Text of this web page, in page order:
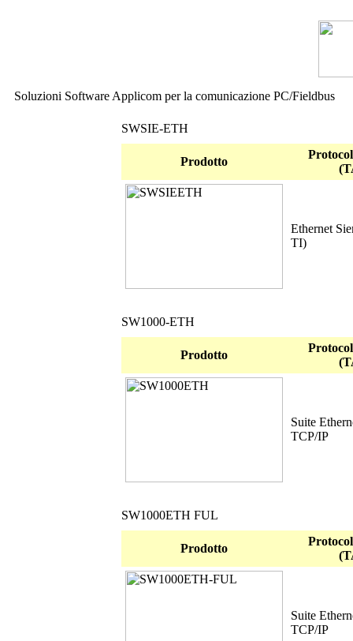
Soluzioni Software Applicom per la comunicazione PC/Fieldbus
SWSIE-ETH
Prodotto
Ethernet
TI)
SW1000-ETH
Prodotto
Suite
TCP/IP
SW1000ETH FUL
Prodotto
Suite
TCP/IP